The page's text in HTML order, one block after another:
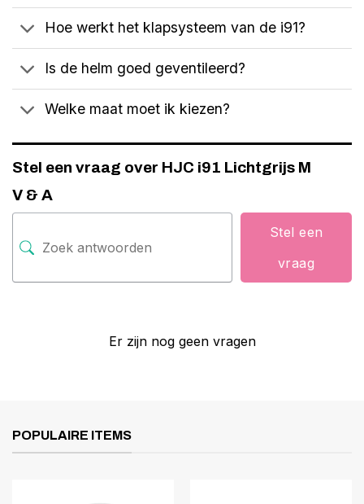
Hoe werkt het klapsysteem van de i91?
Is de helm goed geventileerd?
Welke maat moet ik kiezen?
Stel een vraag over HJC i91 Lichtgrijs M
V & A
Stel een
vraag
Er zijn nog geen vragen
POPULAIRE ITEMS